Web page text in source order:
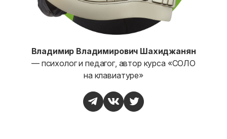
Владимир Владимирович Шахиджанян
— психолог и педагог, автор курса «СОЛО
на клавиатуре»